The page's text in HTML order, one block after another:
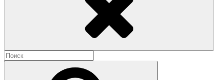
Search
for: